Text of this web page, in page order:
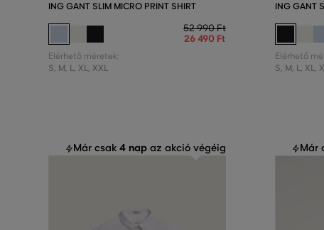
ING GANT SLIM MICRO PRINT SHIRT
52 990 Ft
26 490 Ft
Elérhető méretek:
S, M, L, XL, XXL
ING GANT
Elérhető
S, M, L, XL,
Már csak4 nap az akció végéig Már